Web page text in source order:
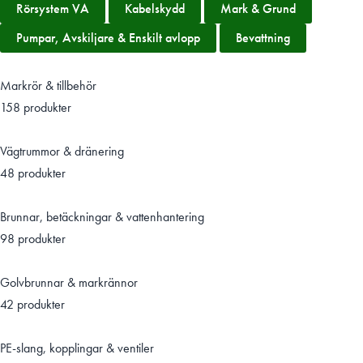
Rörsystem VA Kabelskydd
Mark & Grund
Pumpar, Avskiljare & Enskilt avlopp
Bevattning
Markrör & tillbehör
158 produkter
Vägtrummor & dränering
48 produkter
Brunnar, betäckningar & vattenhantering
98 produkter
Golvbrunnar & markrännor
42 produkter
PE-slang, kopplingar & ventiler